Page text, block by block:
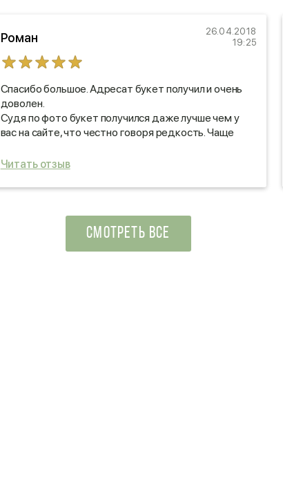
Роман
26.04.2018
19:25
Спасибо большое. Адресат букет получил и очень
доволен.
Судя по фото букет получился даже лучше чем у
вас на сайте, что честно говоря редкость. Чаще
Желаю удачи и процветания!
Читать отзыв
СМОТРЕТЬ ВСЕ